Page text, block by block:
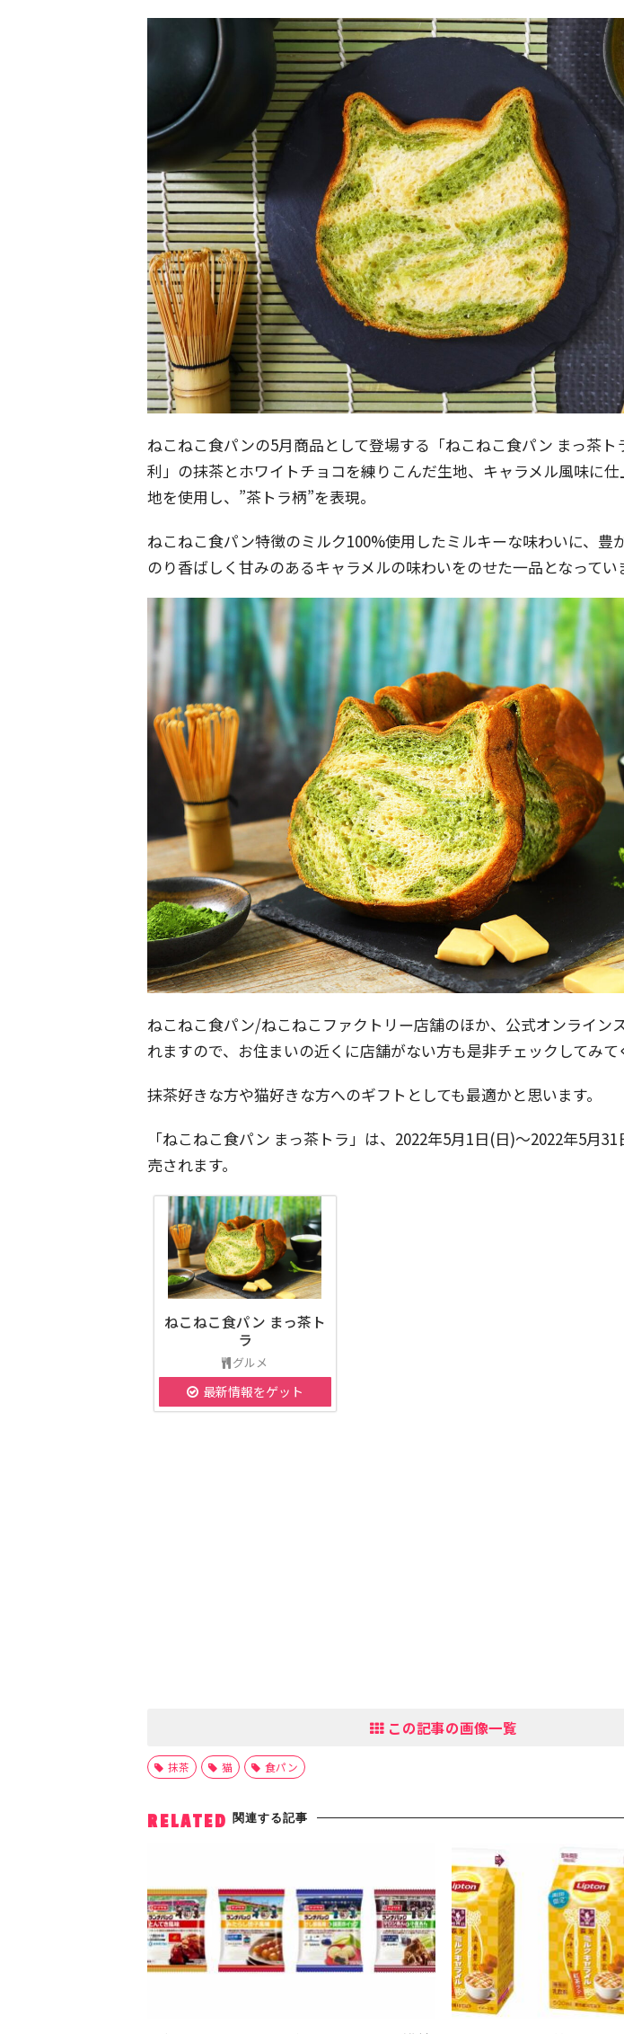
ねこねこ食パンの5月商品として登場する「ねこねこ食パン まっ茶ト
利」の抹茶とホワイトチョコを練りこんだ生地、キャラメル風味に
地を使用し、”茶トラ柄”を表現。
ねこねこ食パン特徴のミルク100%使用したミルキーな味わいに、豊
のり香ばしく甘みのあるキャラメルの味わいをのせた一品となってい
ねこねこ食パン/ねこねこファクトリー店舗のほか、公式オンライン
れますので、お住まいの近くに店舗がない方も是非チェックしてみて
抹茶好きな方や猫好きな方へのギフトとしても最適かと思います。
「ねこねこ食パン まっ茶トラ」は、2022年5月1日(日)〜2022年5月
売されます。
ねこねこ食パン まっ茶ト
ラ
グルメ
最新情報をゲット
この記事の画像一覧
抹茶 猫 食パン
RELATED 関連する記事